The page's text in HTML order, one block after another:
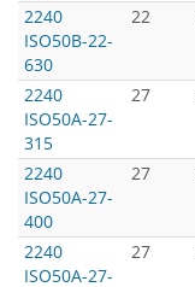
2240
ISO50B-22-
630
22
2240
ISO50A-27-
315
27
2240
ISO50A-27-
400
27
2240
ISO50A-27-
27